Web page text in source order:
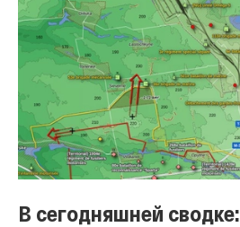
В сегодняшней сводке: